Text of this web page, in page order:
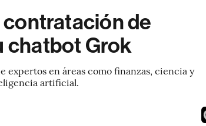
contratación de
chatbot Grok
expertos en áreas como finanzas, ciencia y
artificial.